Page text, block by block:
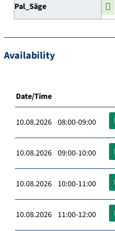
Pal_Säge
Availability
Date/Time
10.08.2026 08:00-09:00
10.08.2026 09:00-10:00
10.08.2026 10:00-11:00
10.08.2026 11:00-12:00